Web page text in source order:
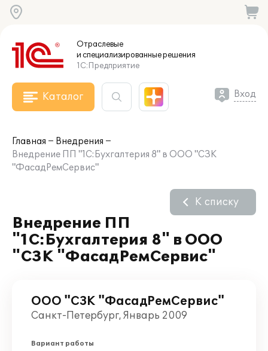
Отраслевые
и специализированныерешения
1С:Предприятие
Каталог Вход
Главная
Внедрения
Внедрение ПП "1С:Бухгалтерия 8" в ООО "СЗК
"ФасадРемСервис"
Внедрение ПП
"1С:Бухгалтерия 8" в ООО
"СЗК "ФасадРемСервис"
К списку
ООО "СЗК "ФасадРемСервис"
Санкт-Петербург, Январь 2009
Вариант работы